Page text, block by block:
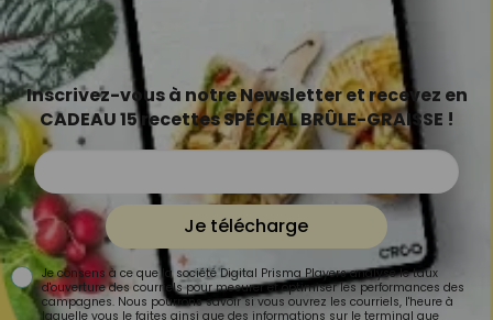
Inscrivez-vous à notre Newsletter et recevez en
CADEAU 15 recettes SPÉCIAL BRÛLE-GRAISSE !
Je télécharge
Je consens à ce que la société Digital Prisma Players analyse le taux
d'ouverture des courriels pour mesurer et optimiser les performances des
campagnes. Nous pourrons savoir si vous ouvrez les courriels, l'heure à
laquelle vous le faites ainsi que des informations sur le terminal que